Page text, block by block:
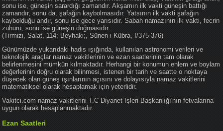
sonu ise, güneşin sarardığı zamandır. Akşamın ilk vakti güneşin battığı
zamandır, sonu da, şafağın kaybolmasıdır. Yatsının ilk vakti şafağın
kaybolduğu andır, sonu ise gece yarısıdır. Sabah namazının ilk vakti, fecrin
zuhuru, sonu ise güneşin doğmasıdır.
(Tirmizi, Salat, 114; Beyhaki;, Sünen-i Kübra, I/375-376)
Günümüzde yukarıdaki hadis ışığında, kullanılan astronomi verileri ve
teknolojik araçlar namaz vakitlerinin ve ezan saatlerinin tam olarak
belirlenmesini mümkün kılmaktadır. Herhangi bir konumun enlem ve boylam
değerlerinin doğru olarak bilinmesi, istenen bir tarih ve saatte o noktaya
düşecek olan güneş ışınlarının açısını ve dolayısıyla namaz vakitlerini
matematiksel olarak hesaplamak için yeterlidir.
Vakitci.com namaz vakitlerini T.C Diyanet İşleri Başkanlığı'nın fetvalarına
uygun olarak hesaplanmaktadır.
Ezan Saatleri